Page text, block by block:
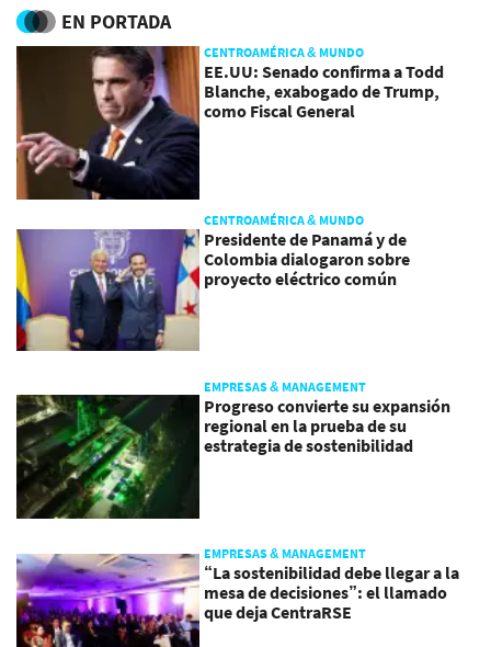
EN PORTADA
CENTROAMÉRICA & MUNDO
EE.UU: Senado confirma a Todd
Blanche, exabogado de Trump,
como Fiscal General
CENTROAMÉRICA & MUNDO
Presidente de Panamá y de
Colombia dialogaron sobre
proyecto eléctrico común
EMPRESAS & MANAGEMENT
Progreso convierte su expansión
regional en la prueba de su
estrategia de sostenibilidad
EMPRESAS & MANAGEMENT
“La sostenibilidad debe llegar a la
mesa de decisiones”: el llamado
que deja CentraRSE